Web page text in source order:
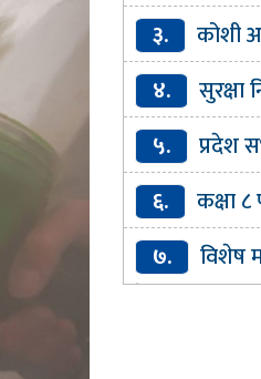
सूचना
हेडक्वार्टरको
३.
कोशी
प्रशिक्षण
निर्देशकमा
४.
सुरक्षा
सय बढी
प्रहरी५.
प्रदेश
बुझाइ :
आधारभूत
६.
कक्षा
१३७
शिक्षा
७.
विशेष
औचित्यमाथि